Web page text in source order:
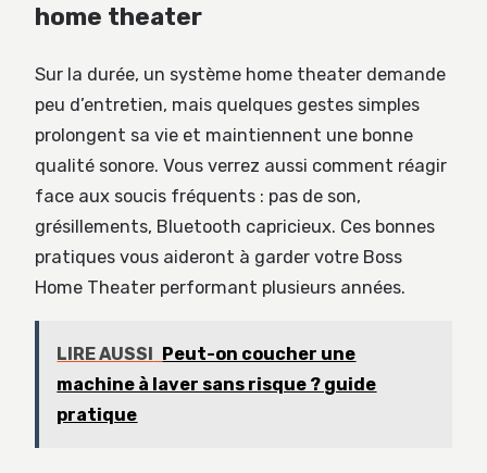
home theater
Sur la durée, un système home theater demande
peu d’entretien, mais quelques gestes simples
prolongent sa vie et maintiennent une bonne
qualité sonore. Vous verrez aussi comment réagir
face aux soucis fréquents : pas de son,
grésillements, Bluetooth capricieux. Ces bonnes
pratiques vous aideront à garder votre Boss
Home Theater performant plusieurs années.
LIRE AUSSI Peut-on coucher une
machine à laver sans risque ? guide
pratique